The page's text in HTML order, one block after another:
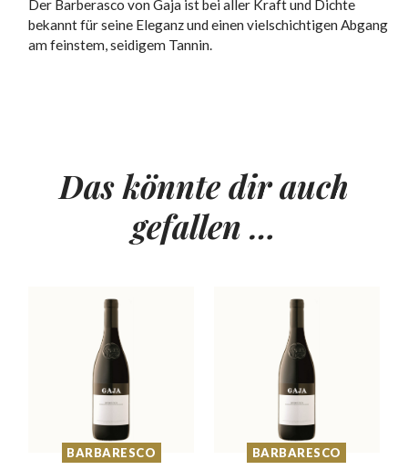
Der Barberasco von Gaja ist bei aller Kraft und Dichte
bekannt für seine Eleganz und einen vielschichtigen Abgang
am feinstem, seidigem Tannin.
Das könnte dir auch
gefallen …
BARBARESCO BARBARESCO